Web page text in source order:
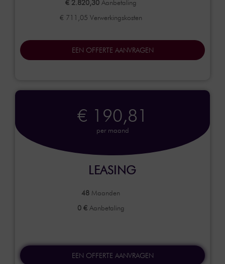
€ 2.820,30Aanbetaling
€ 711,05 Verwerkingskosten
EEN OFFERTE AANVRAGEN
€ 190,81
per maand
LEASING
48 Maanden
0 €Aanbetaling
EEN OFFERTE AANVRAGEN